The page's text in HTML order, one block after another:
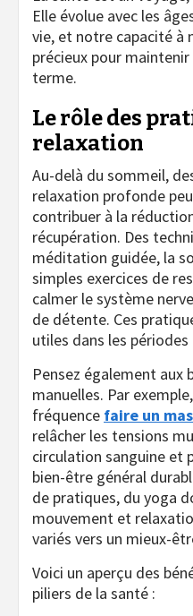
Elle évolue avec les
vie, et notre capacité à
précieux pour
terme.
Le rôle des
relaxation
Au-delà du sommeil,
relaxation profonde
contribuer à la
récupération. Des
méditation guidée, la
simples exercices de
calmer le système
de détente. Ces
utiles dans les
Pensez également aux
manuelles. Par
fréquence faire un
relâcher les tensions
circulation sanguine et
bien-être général
de pratiques, du yoga
mouvement et
variés vers un mieux-
Voici un aperçu des
piliers de la santé :